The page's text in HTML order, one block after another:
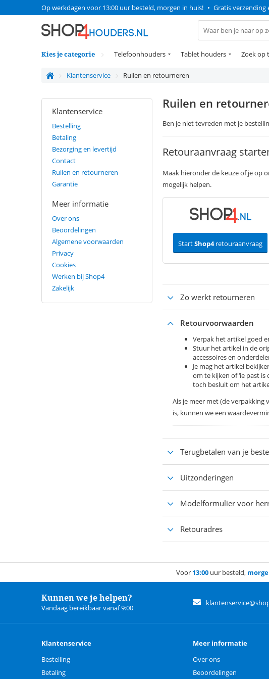
Op werkdagen voor 13:00 uur besteld, morgen in huis! • Gratis verzending
Kies je categorie Telefoonhouders Tablet houders Zoek op
Klantenservice Ruilen en retourneren
Klantenservice
Bestelling
Betaling
Bezorging en levertijd
Contact
Ruilen en retourneren
Garantie
Meer informatie
Over ons
Beoordelingen
Algemene voorwaarden
Privacy
Cookies
Werken bij Shop4
Zakelijk
Ruilen en
Ben je niet tevreden met je
Retouraanvraag
Maak hieronder de keuze of je op
mogelijk helpen.
StartShop4retouraanvraag
Zo werkt retourneren
Retourvoorwaarden
Verpak het artikel goed
Stuur het artikel in de
accessoires en
Je mag het artikel
om te kijken of ‘ie past
toch besluit om het
Als je meer met (de
is, kunnen we een
Terugbetalen van je
Uitzonderingen
Modelformulier voor
Retouradres
Voor 13:00 uur besteld,
Kunnen we je helpen?
Vandaag bereikbaar vanaf 9:00
Klantenservice
Bestelling
Betaling
Meer informatie
Over ons
Beoordelingen